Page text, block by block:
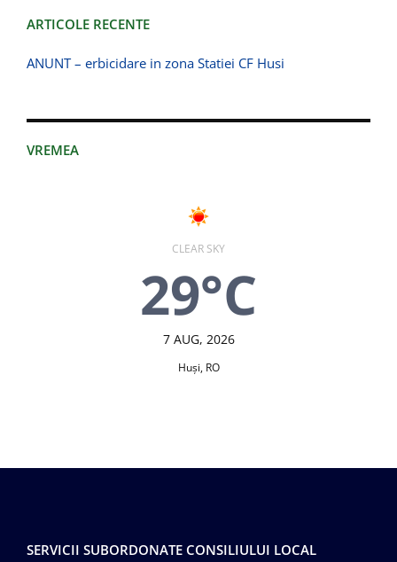
ARTICOLE RECENTE
ANUNT – erbicidare in zona Statiei CF Husi
VREMEA
CLEAR SKY
29°C
7 AUG, 2026
Huşi, RO
SERVICII SUBORDONATE CONSILIULUI LOCAL